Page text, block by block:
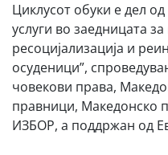
Циклусот обуки е дел
услуги во заедницата
ресоцијализација и
осуденици”,
човекови права,
правници, Македонско
ИЗБОР, а поддржан од